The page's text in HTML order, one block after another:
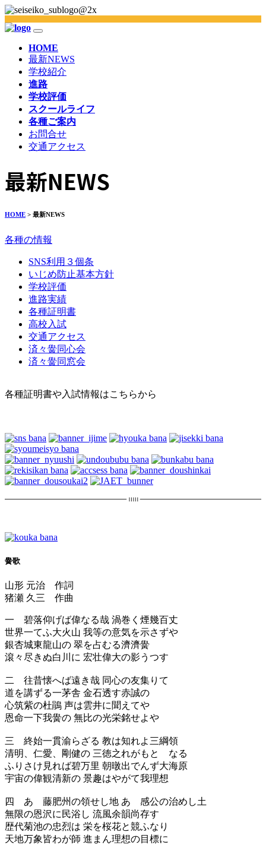
HOME
最新NEWS
学校紹介
進路
学校評価
スクールライフ
各種ご案内
お問合せ
交通アクセス
最新NEWS
HOME > 最新NEWS
各種の情報
SNS利用３個条
いじめ防止基本方針
学校評価
進路実績
各種証明書
高校入試
交通アクセス
済々黌同心会
済々黌同窓会
各種証明書や入試情報はこちらから
黌歌
山形 元治 作詞
猪瀬 久三 作曲
一 碧落仰げば偉なる哉 渦巻く煙幾百丈
世界一てふ大火山 我等の意気を示さずや
銀杏城東龍山の 翠を占むる濟濟黌
滾々尽きぬ白川に 宏壮偉大の影うつす
二 往昔懐へば遠き哉 同心の友集りて
道を講ずる一茅舎 金石透す赤誠の
心筑紫の杜鵑 声は雲井に聞えてや
恩命一下我黌の 無比の光栄銘せよや
三 終始一貫渝らざる 教は知れよ三綱領
清明、仁愛、剛健の 三徳之れがもとゝなる
ふりさけ見れば碧万里 朝暾出でんず大海原
宇宙の偉観清新の 景趣はやがて我理想
四 あゝ藤肥州の領せし地 あゝ感公の治めし土
無限の恩沢に民浴し 流風余韻尚存す
歴代菊池の忠烈は 栄を桜花と競ふなり
天地万象皆わが師 進まん理想の目標に